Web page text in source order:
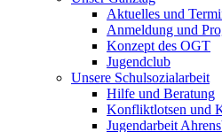
Aktuelles und
Anmeldung und
Konzept des OGT
Jugendclub
Unsere Schulsozialarbeit
Hilfe und Beratung
Konfliktlotsen und
Jugendarbeit